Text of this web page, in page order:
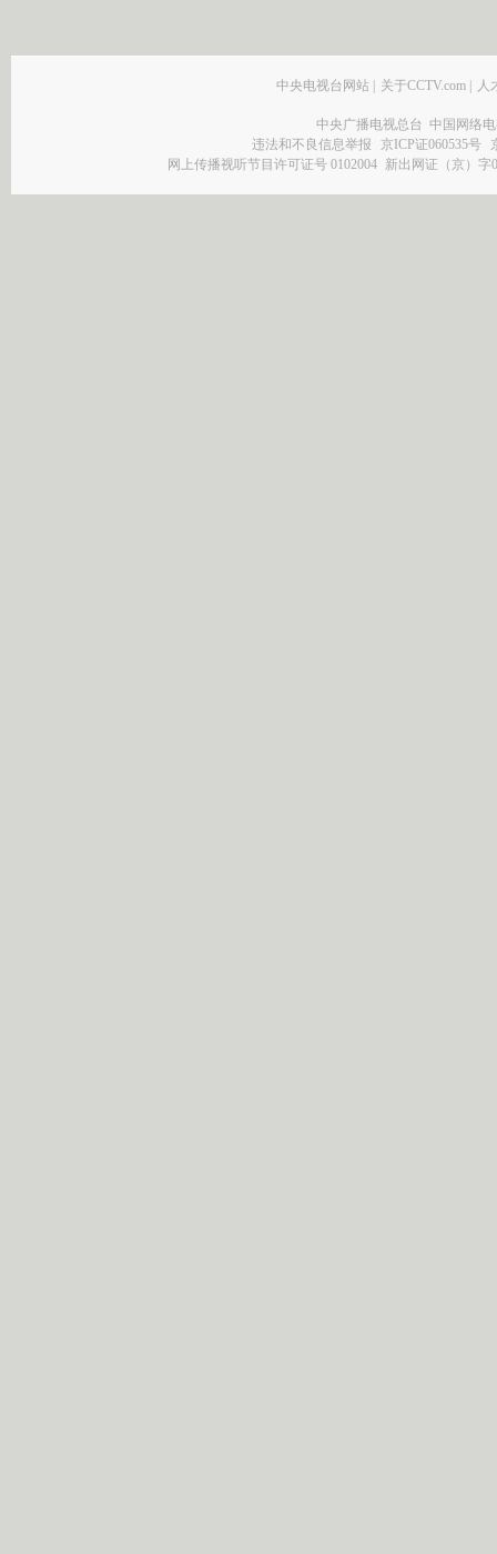
中央电视台网站 关于CCTV.com 人
中央广播电视总台 中国网络
违法和不良信息举报
京ICP证060535号
网上传播视听节目许可证号 0102004 新出网证（京）